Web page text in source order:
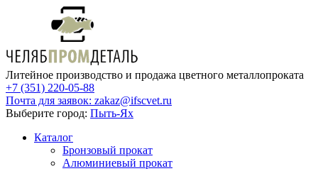
Литейное производство и продажа цветного металлопроката
+7 (351) 220-05-88
Почта для заявок: zakaz@ifscvet.ru
Выберите город: Пыть-Ях
Каталог
Бронзовый прокат
Алюминиевый прокат